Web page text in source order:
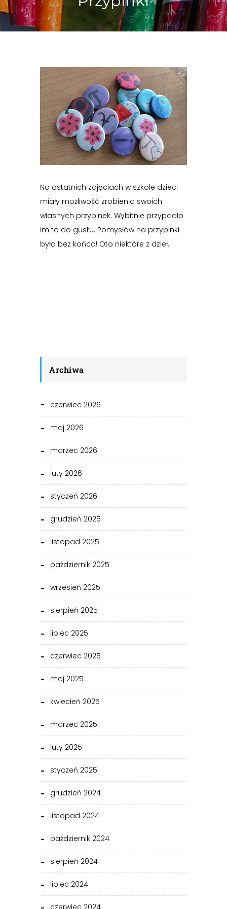
Na ostatnich zajęciach w szkole dzieci
miały możliwość zrobienia swoich
własnych przypinek. Wybitnie przypadło
im to do gustu. Pomysłów na przypinki
było bez końca! Oto niektóre z dzieł.
Archiwa
czerwiec 2026
maj 2026
marzec 2026
luty 2026
styczeń 2026
grudzień 2025
listopad 2025
październik 2025
wrzesień 2025
sierpień 2025
lipiec 2025
czerwiec 2025
maj 2025
kwiecień 2025
marzec 2025
luty 2025
styczeń 2025
grudzień 2024
listopad 2024
październik 2024
sierpień 2024
lipiec 2024